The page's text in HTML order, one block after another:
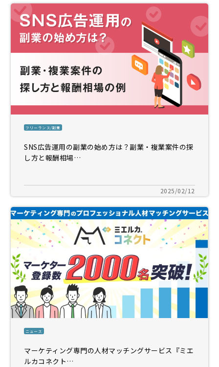
フリーランス/副業
SNS広告運用の副業の始め方は？副業・複業案件の探
し方と報酬相場…
2025/02/12
ニュース
マーケティング専門の人材マッチングサービス『ミエ
ルカコネクト…